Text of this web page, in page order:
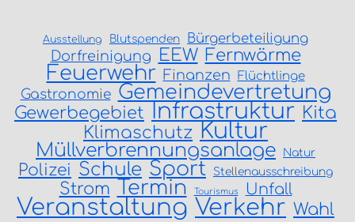
Ausstellung Blutspenden Bürgerbeteiligung
Dorfreinigung EEW Fernwärme
Feuerwehr Finanzen Flüchtlinge
Gastronomie Gemeindevertretung
Gewerbegebiet Infrastruktur Kita
Klimaschutz Kultur
Müllverbrennungsanlage Natur
Polizei Schule Sport Stellenausschreibung
Strom Termin Tourismus Unfall
Veranstaltung Verkehr Wahl